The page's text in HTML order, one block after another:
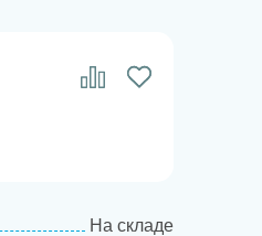
На складе